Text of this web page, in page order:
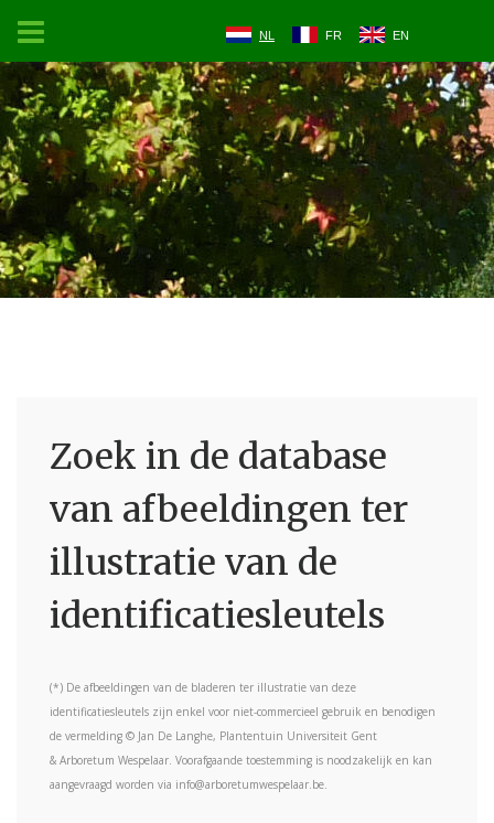
NL FR EN
Zoek in de database
van afbeeldingen ter
illustratie van de
identificatiesleutels
(*) De afbeeldingen van de bladeren ter illustratie van deze
identificatiesleutels zijn enkel voor niet-commercieel gebruik en benodigen
de vermelding © Jan De Langhe, Plantentuin Universiteit Gent
& Arboretum Wespelaar. Voorafgaande toestemming is noodzakelijk en kan
aangevraagd worden via info@arboretumwespelaar.be.